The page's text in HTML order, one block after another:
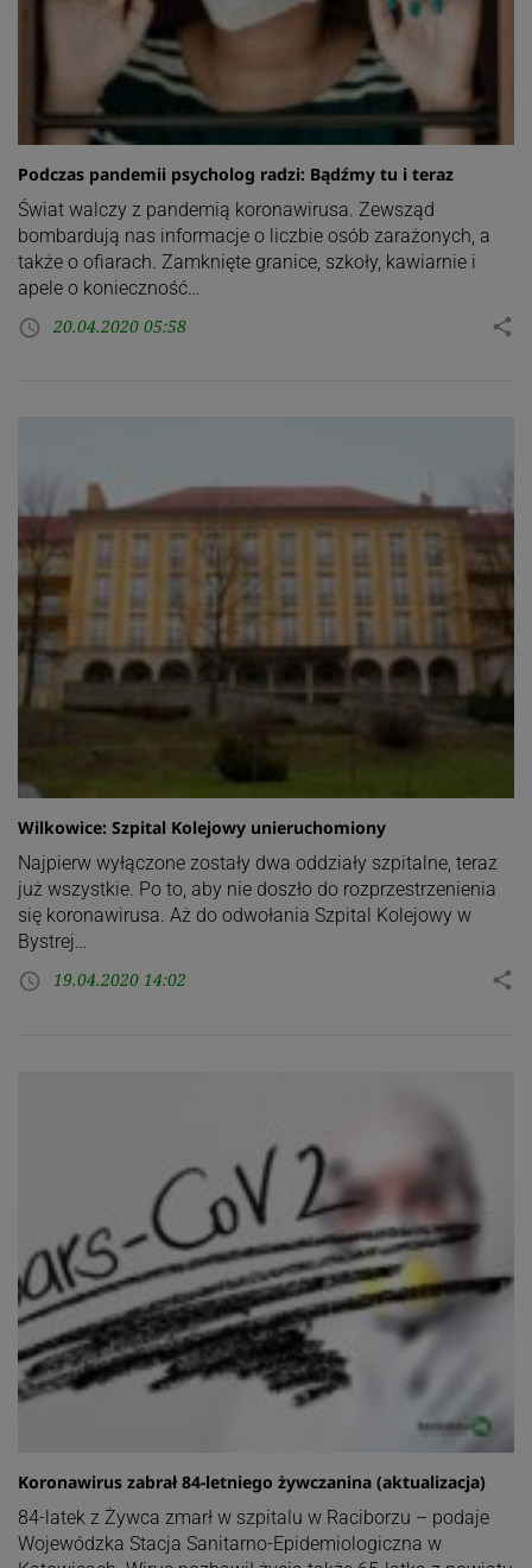
Podczas pandemii psycholog radzi: Bądźmy tu i teraz
Świat walczy z pandemią koronawirusa. Zewsząd
bombardują nas informacje o liczbie osób zarażonych, a
także o ofiarach. Zamknięte granice, szkoły, kawiarnie i
apele o konieczność…
access_time 20.04.2020 05:58 share
Wilkowice: Szpital Kolejowy unieruchomiony
Najpierw wyłączone zostały dwa oddziały szpitalne, teraz
już wszystkie. Po to, aby nie doszło do rozprzestrzenienia
się koronawirusa. Aż do odwołania Szpital Kolejowy w
Bystrej…
access_time 19.04.2020 14:02 share
Koronawirus zabrał 84-letniego żywczanina (aktualizacja)
84-latek z Żywca zmarł w szpitalu w Raciborzu – podaje
Wojewódzka Stacja Sanitarno-Epidemiologiczna w